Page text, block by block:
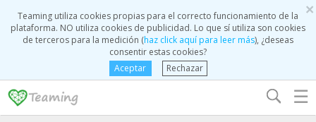
×
Teaming utiliza cookies propias para el correcto funcionamiento de la
plataforma. NO utiliza cookies de publicidad. Lo que sí utiliza son cookies
de terceros para la medición (haz click aquí para leer más), ¿deseas
consentir estas cookies?
Aceptar
Rechazar
☰